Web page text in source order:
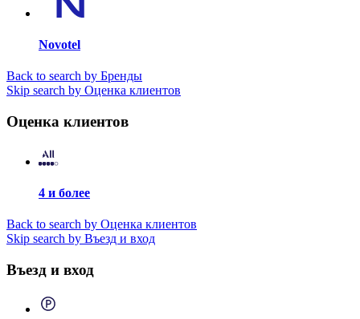
Novotel
Back to search by Бренды
Skip search by Оценка клиентов
Оценка клиентов
4 и более
Back to search by Оценка клиентов
Skip search by Въезд и вход
Въезд и вход